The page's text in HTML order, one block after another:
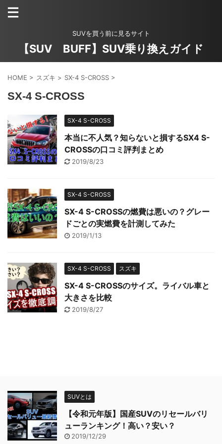
SUVを買う前に見るサイト
【SUV BUFF】SUV乗り換えガイド
HOME > スズキ > SX-4 S-CROSS >
SX-4 S-CROSS
SX-4 S-CROSS
本当に不人気？知らないと損するSX4 S-
CROSSの口コミ評判まとめ
2019/8/23
SX-4 S-CROSS
SX-4 S-CROSSの燃費は悪いの？グレー
ドごとの実燃費を計測してみた
2019/1/13
SX-4 S-CROSS スズキ
SX-4 S-CROSSのサイズ。ライバル車と
大きさを比較
2019/8/27
SUVとは
【令和元年版】国産SUVのリセールバリ
ューランキング！高い？安い？
2019/12/29